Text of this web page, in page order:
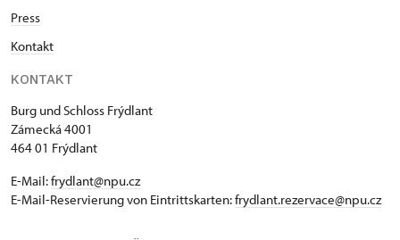
Press
Kontakt
KONTAKT
Burg und Schloss Frýdlant
Zámecká 4001
464 01 Frýdlant
E-Mail:frydlant@npu.cz
E-Mail-Reservierung von Eintrittskarten:frydlant.rezervace@npu.cz